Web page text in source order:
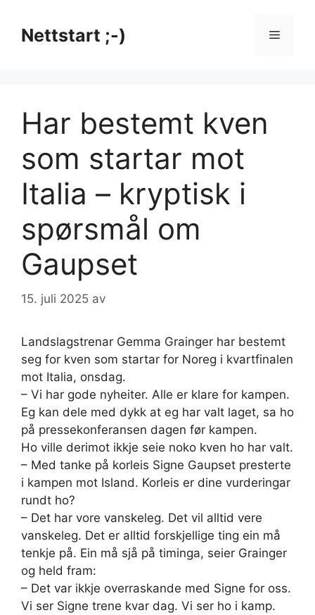
innholdNettstart ;-) Meny
Har bestemt kven
som startar mot
Italia – kryptisk i
spørsmål om
Gaupset
15. juli 2025 av
Landslagstrenar Gemma Grainger har bestemt
seg for kven som startar for Noreg i kvartfinalen
mot Italia, onsdag.
– Vi har gode nyheiter. Alle er klare for kampen.
Eg kan dele med dykk at eg har valt laget, sa ho
på pressekonferansen dagen før kampen.
Ho ville derimot ikkje seie noko kven ho har valt.
– Med tanke på korleis Signe Gaupset presterte
i kampen mot Island. Korleis er dine vurderingar
rundt ho?
– Det har vore vanskeleg. Det vil alltid vere
vanskeleg. Det er alltid forskjellige ting ein må
tenkje på. Ein må sjå på timinga, seier Grainger
og held fram:
– Det var ikkje overraskande med Signe for oss.
Vi ser Signe trene kvar dag. Vi ser ho i kamp.